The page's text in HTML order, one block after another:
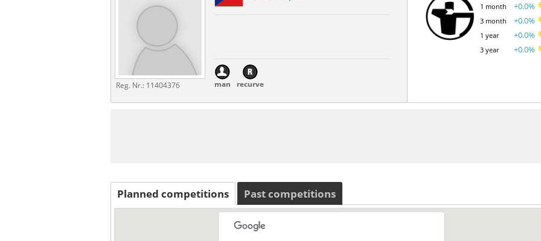
Reg. Nr.: 11404376 man recurve
1 month
3 month
1 year
3 year
+0.0%
+0.0%
+0.0%
+0.0%
Planned competitions Past competitions